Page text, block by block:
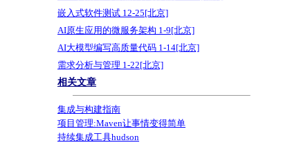
嵌入式软件测试 12-25[北京]
AI原生应用的微服务架构 1-9[北京]
AI大模型编写高质量代码 1-14[北京]
需求分析与管理 1-22[北京]
相关文章
集成与构建指南
项目管理:Maven让事情变得简单
持续集成工具hudson